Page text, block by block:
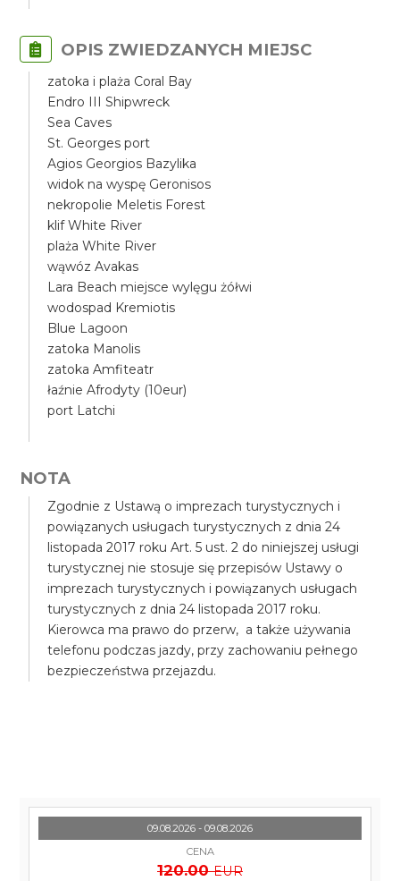
OPIS ZWIEDZANYCH MIEJSC
zatoka i plaża Coral Bay
Endro III Shipwreck
Sea Caves
St. Georges port
Agios Georgios Bazylika
widok na wyspę Geronisos
nekropolie Meletis Forest
klif White River
plaża White River
wąwóz Avakas
Lara Beach miejsce wylęgu żółwi
wodospad Kremiotis
Blue Lagoon
zatoka Manolis
zatoka Amfiteatr
łaźnie Afrodyty (10eur)
port Latchi
NOTA
Zgodnie z Ustawą o imprezach turystycznych i
powiązanych usługach turystycznych z dnia 24
listopada 2017 roku Art. 5 ust. 2 do niniejszej usługi
turystycznej nie stosuje się przepisów Ustawy o
imprezach turystycznych i powiązanych usługach
turystycznych z dnia 24 listopada 2017 roku.
Kierowca ma prawo do przerw, a także używania
telefonu podczas jazdy, przy zachowaniu pełnego
bezpieczeństwa przejazdu.
09.08.2026 - 09.08.2026
CENA
120.00 EUR